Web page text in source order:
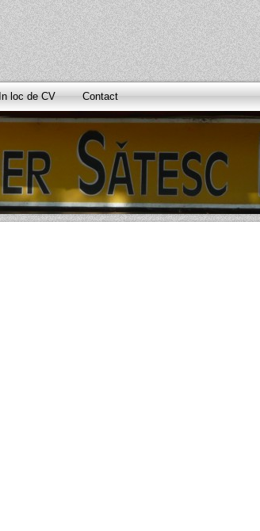
In loc de CV Contact